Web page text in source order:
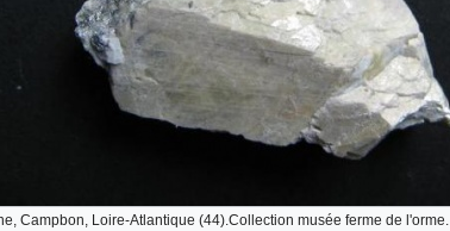
Campbon, Loire-Atlantique (44).Collection musée ferme de l'orme.